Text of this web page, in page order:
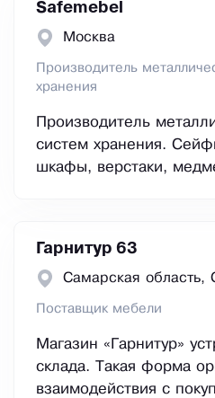
Safemebel
Москва
Производитель
хранения
Производитель
систем хранения.
шкафы, верстаки,
Гарнитур 63
Самарская область,
Поставщик мебели
Магазин «Гарнитур»
склада. Такая форма
взаимодействия с